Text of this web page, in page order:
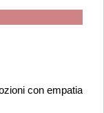
con empatia